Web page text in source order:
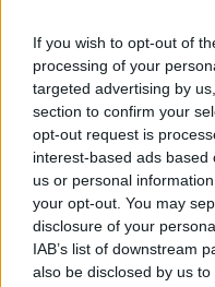
If you wish to opt-out of
processing of your
targeted advertising by
section to confirm your
opt-out request is
interest-based ads
us or personal
your opt-out. You may
disclosure of your
IAB’s list of downstream
also be disclosed by us